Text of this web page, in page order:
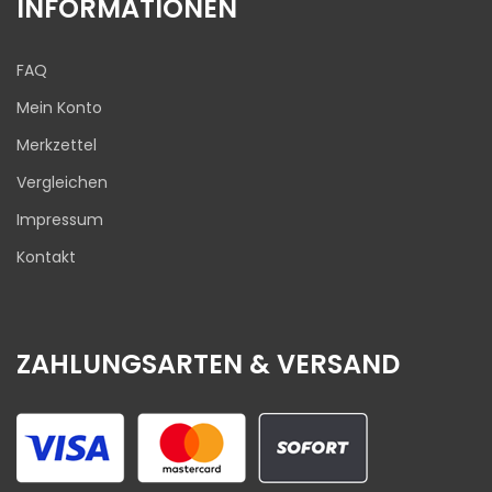
INFORMATIONEN
FAQ
Mein Konto
Merkzettel
Vergleichen
Impressum
Kontakt
ZAHLUNGSARTEN & VERSAND